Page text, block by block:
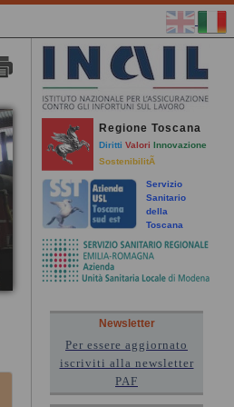
Regione Toscana
Diritti Valori Innovazione
SostenibilitÃ
Servizio
Sanitario
della
Toscana
Newsletter
Per essere aggiornato
iscriviti alla newsletter
PAF